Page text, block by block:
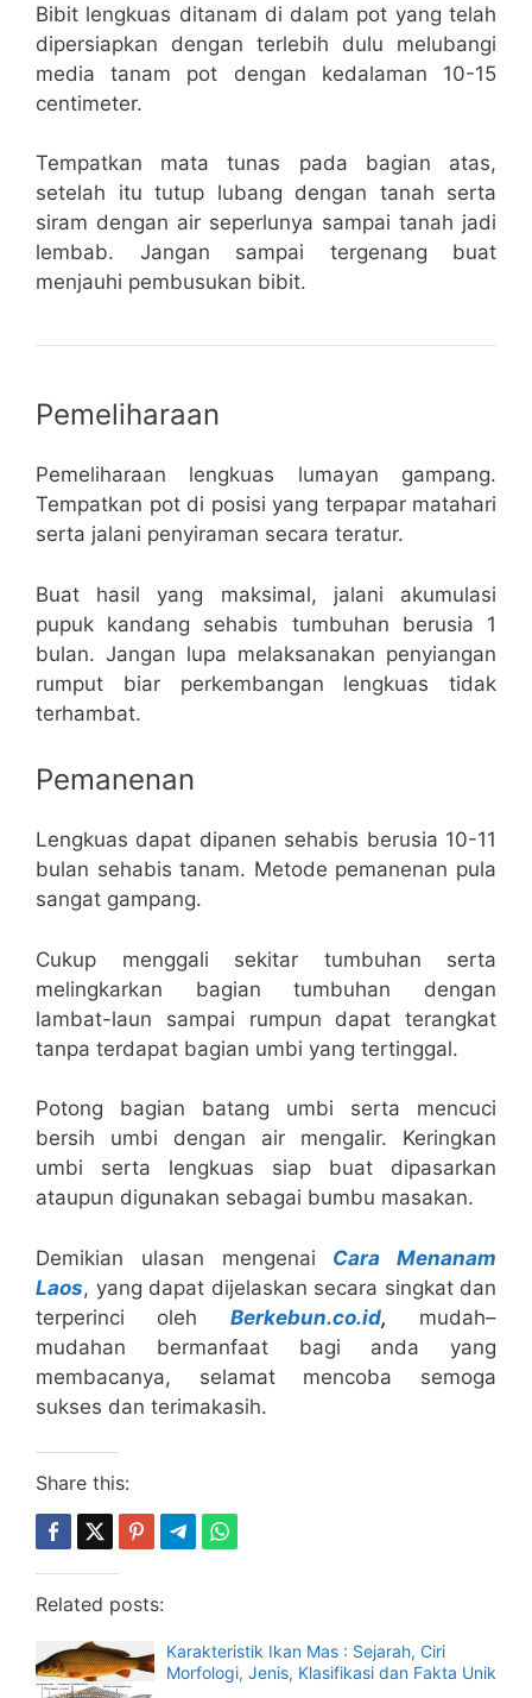
Bibit lengkuas ditanam di dalam pot yang telah
dipersiapkan dengan terlebih dulu melubangi
media tanam pot dengan kedalaman 10-15
centimeter.
Tempatkan mata tunas pada bagian atas,
setelah itu tutup lubang dengan tanah serta
siram dengan air seperlunya sampai tanah jadi
lembab. Jangan sampai tergenang buat
menjauhi pembusukan bibit.
Pemeliharaan
Pemeliharaan lengkuas lumayan gampang.
Tempatkan pot di posisi yang terpapar matahari
serta jalani penyiraman secara teratur.
Buat hasil yang maksimal, jalani akumulasi
pupuk kandang sehabis tumbuhan berusia 1
bulan. Jangan lupa melaksanakan penyiangan
rumput biar perkembangan lengkuas tidak
terhambat.
Pemanenan
Lengkuas dapat dipanen sehabis berusia 10-11
bulan sehabis tanam. Metode pemanenan pula
sangat gampang.
Cukup menggali sekitar tumbuhan serta
melingkarkan bagian tumbuhan dengan
lambat-laun sampai rumpun dapat terangkat
tanpa terdapat bagian umbi yang tertinggal.
Potong bagian batang umbi serta mencuci
bersih umbi dengan air mengalir. Keringkan
umbi serta lengkuas siap buat dipasarkan
ataupun digunakan sebagai bumbu masakan.
Demikian ulasan mengenai Cara Menanam
Laos, yang dapat dijelaskan secara singkat dan
terperinci oleh Berkebun.co.id, mudah–
mudahan bermanfaat bagi anda yang
membacanya, selamat mencoba semoga
sukses dan terimakasih.
Share this:
Related posts:
Karakteristik Ikan Mas : Sejarah, Ciri
Morfologi, Jenis, Klasifikasi dan Fakta Unik